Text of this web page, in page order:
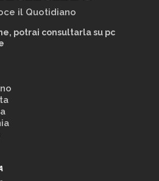
il Quotidiano
potrai consultarla su pc